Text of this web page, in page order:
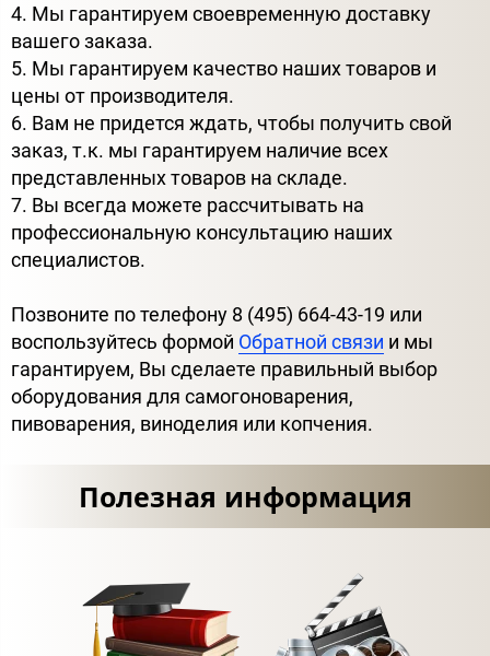
4. Мы гарантируем своевременную доставку
вашего заказа.
5. Мы гарантируем качество наших товаров и
цены от производителя.
6. Вам не придется ждать, чтобы получить свой
заказ, т.к. мы гарантируем наличие всех
представленных товаров на складе.
7. Вы всегда можете рассчитывать на
профессиональную консультацию наших
специалистов.
Позвоните по телефону 8 (495) 664-43-19 или
воспользуйтесь формой Обратной связи и мы
гарантируем, Вы сделаете правильный выбор
оборудования для самогоноварения,
пивоварения, виноделия или копчения.
Полезная информация